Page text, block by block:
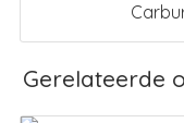
Gerelateerde